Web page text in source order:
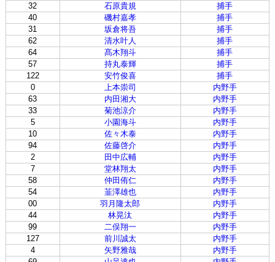
32
石原貴規
捕手
40
磯村嘉孝
捕手
31
坂倉将吾
捕手
62
清水叶人
捕手
64
髙木翔斗
捕手
57
持丸泰輝
捕手
122
安竹俊喜
捕手
0
上本崇司
内野手
63
内田湘大
内野手
33
菊池涼介
内野手
5
小園海斗
内野手
10
佐々木泰
内野手
94
佐藤啓介
内野手
2
田中広輔
内野手
7
堂林翔太
内野手
58
仲田侑仁
内野手
54
韮澤雄也
内野手
00
羽月隆太郎
内野手
44
林晃汰
内野手
99
二俣翔一
内野手
127
前川誠太
内野手
4
矢野雅哉
内野手